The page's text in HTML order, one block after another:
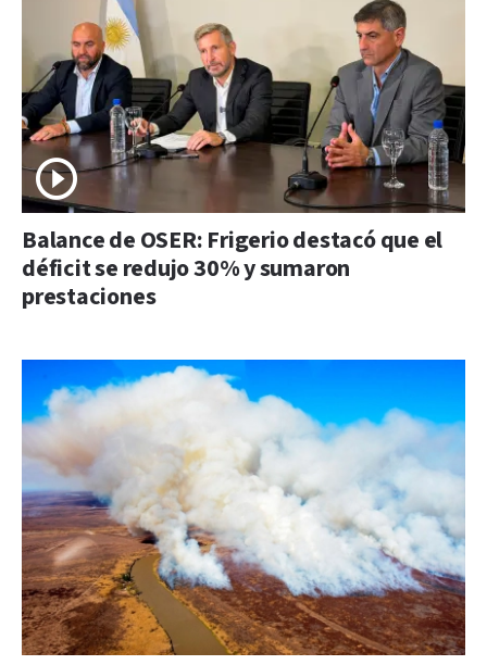
Balance de OSER: Frigerio destacó que el
déficit se redujo 30% y sumaron
prestaciones